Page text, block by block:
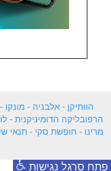
הוותיקן - אלבניה - מונקו -
הרפובליקה הדומיניקנית -
מרינו - חופשת סקי - תנאי
פתח סרגל נגישות